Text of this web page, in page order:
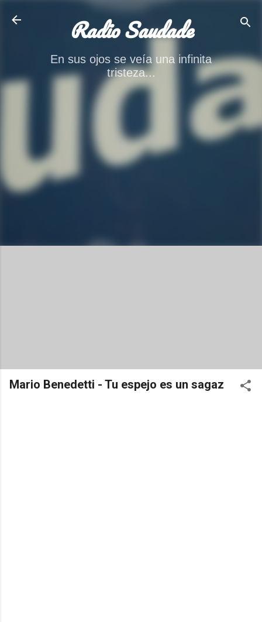
Radio Saudade
En sus ojos se veía una infinita
tristeza...
Mario Benedetti - Tu espejo es un sagaz